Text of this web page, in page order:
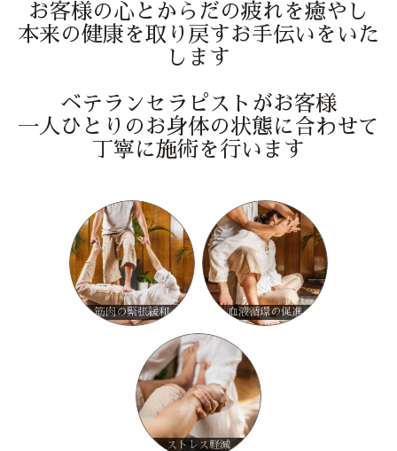
お客様の心とからだの疲れを癒やし
本来の健康を取り戻すお手伝いをいた
します
ベテランセラピストがお客様
一人ひとりのお身体の状態に合わせて
丁寧に施術を行います
筋肉の緊張緩和 血液循環の促進
ストレス軽減